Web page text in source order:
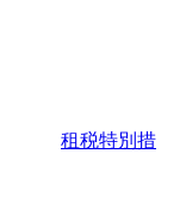
租税特別措